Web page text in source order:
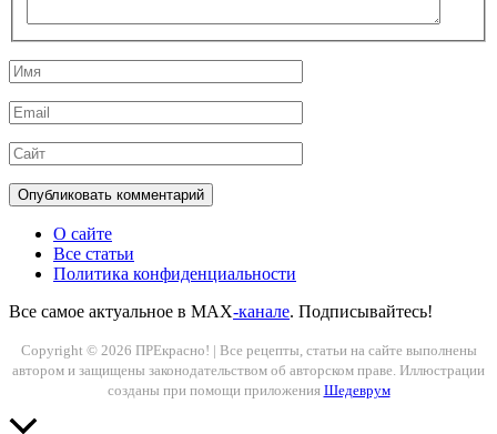
Имя
Email
Сайт
О сайте
Все статьи
Политика конфиденциальности
Все самое актуальное в MAX-канале. Подписывайтесь!
Copyright © 2026 ПРЕкрасно! | Все рецепты, статьи на сайте выполнены
автором и защищены законодательством об авторском праве. Иллюстрации
созданы при помощи приложения Шедеврум